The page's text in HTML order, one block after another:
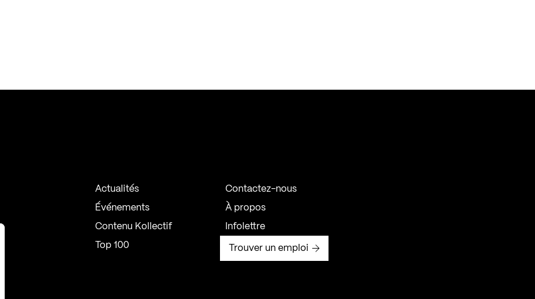
Actualités
Événements
Contenu Kollectif
Top 100
Contactez-nous
À propos
Infolettre
Trouver un emploi